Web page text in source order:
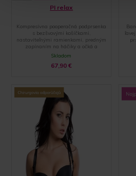
PI relax
Kompresívna pooperačná podprsenka
s bezšvovými košíčkami,
nastaviteľnými ramienkami, predným
zapínaním na háčiky a očká a
zakončením pomocou špeciálnej
Skladom
67,90€